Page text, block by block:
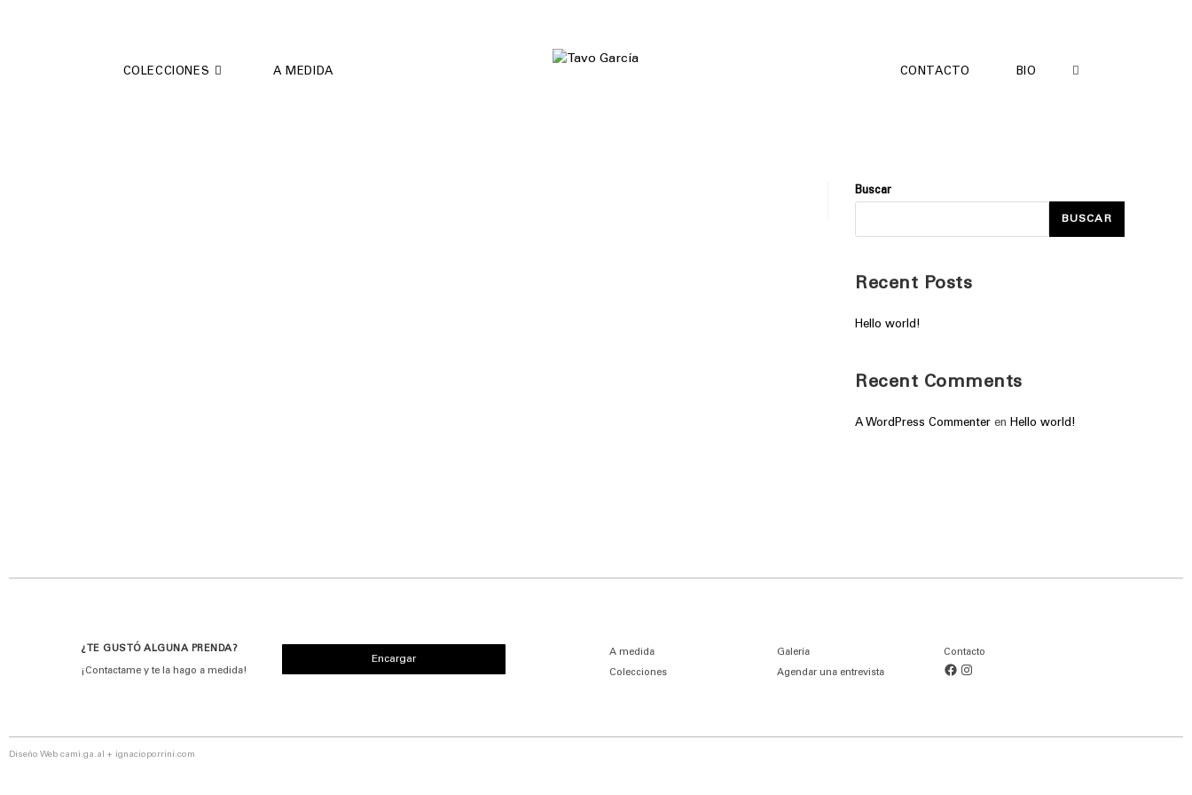
COLECCIONES A MEDIDA CONTACTO BIO
Buscar
BUSCAR
Recent Posts
Hello world!
Recent Comments
A WordPress Commenter enHello world!
¿TE GUSTÓ ALGUNA PRENDA?
¡Contactame y te la hago a medida!
Encargar
A medida
Colecciones
Galería
Agendar una entrevista
Contacto
Facebook Instagram
Diseño Web cami.ga.al + ignacioporrini.com